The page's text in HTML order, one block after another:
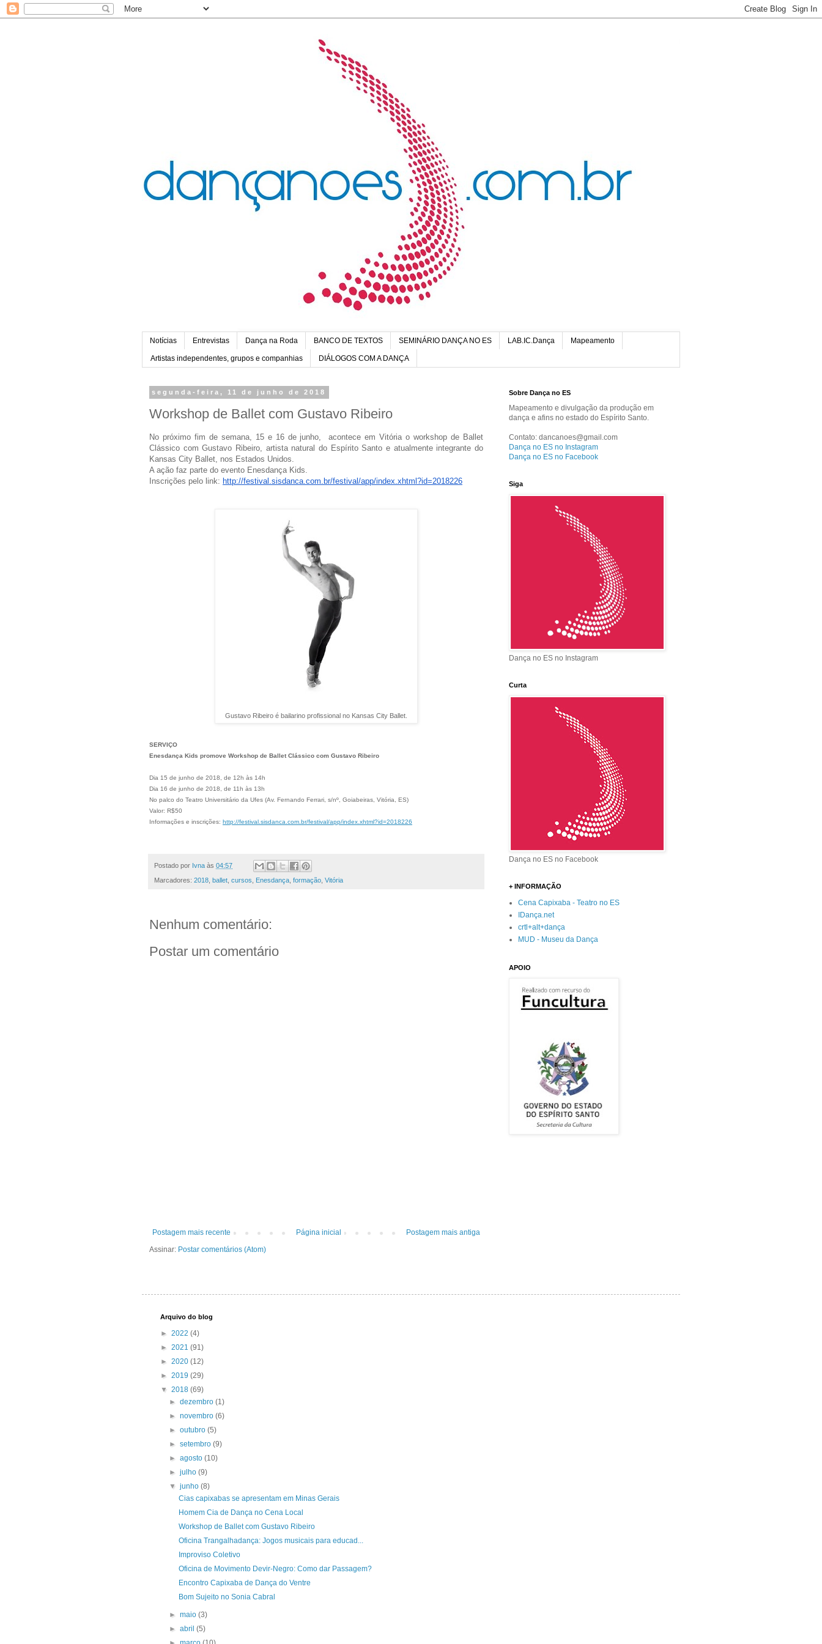
Notícias Entrevistas Dança na Roda BANCO DE TEXTOS SEMINÁRIO DANÇA NO ES LAB.IC.Dança Mapeamento
Artistas independentes, grupos e companhias DIÁLOGOS COM A DANÇA
segunda-feira, 11 de junho de 2018
Workshop de Ballet com Gustavo Ribeiro
No próximo fim de semana, 15 e 16 de junho, acontece em Vitória o workshop de Ballet
Clássico com Gustavo Ribeiro, artista natural do Espírito Santo e atualmente integrante do
Kansas City Ballet, nos Estados Unidos.
A ação faz parte do evento Enesdança Kids.
Inscrições pelo link: http://festival.sisdanca.com. br/festival/app/index.xhtml?id=2018226
Gustavo Ribeiro é bailarino profissional no Kansas City Ballet.
SERVIÇO
Enesdança Kids promove Workshop de Ballet Clássico com Gustavo Ribeiro
Dia 15 de junho de 2018, de 12h às 14h
Dia 16 de junho de 2018, de 11h às 13h
No palco do Teatro Universitário da Ufes (Av. Fernando Ferrari, s/nº, Goiabeiras, Vitória, ES)
Valor: R$50
Informações e inscrições: http://festival.sisdanca.com. br/festival/app/index.xhtml?id=2018226
Postado por Ivna às 04:57
Marcadores: 2018, ballet, cursos, Enesdança, formação, Vitória
Nenhum comentário:
Postar um comentário
Postagem mais recente Postagem mais antiga
Página inicial
Assinar: Postar comentários (Atom)
Sobre Dança no ES
Mapeamento e divulgação da produção em
dança e afins no estado do Espírito Santo.
Contato: dancanoes@gmail.com
Dança no ES no Instagram
Dança no ES no Facebook
Siga
Dança no ES no Instagram
Curta
Dança no ES no Facebook
+ INFORMAÇÃO
Cena Capixaba - Teatro no ES
IDança.net
crtl+alt+dança
MUD - Museu da Dança
APOIO
Arquivo do blog
► 2022 (4)
► 2021 (91)
► 2020 (12)
► 2019 (29)
▼ 2018 (69)
►dezembro(1)
►novembro(6)
►outubro(5)
►setembro(9)
►agosto(10)
►julho(9)
▼junho(8)
Cias capixabas se apresentam em Minas Gerais
Homem Cia de Dança no Cena Local
Workshop de Ballet com Gustavo Ribeiro
Oficina Trangalhadança: Jogos musicais para educad...
Improviso Coletivo
Oficina de Movimento Devir-Negro: Como dar Passagem?
Encontro Capixaba de Dança do Ventre
Bom Sujeito no Sonia Cabral
►maio(3)
►abril(5)